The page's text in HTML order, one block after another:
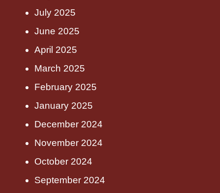
July 2025
June 2025
April 2025
March 2025
February 2025
January 2025
December 2024
November 2024
October 2024
September 2024